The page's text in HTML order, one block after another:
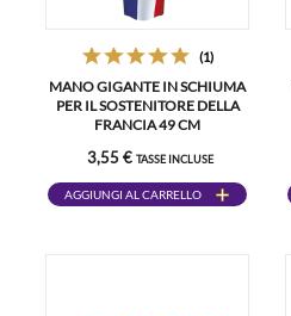
(1)
MANO GIGANTE IN SCHIUMA
PER IL SOSTENITORE DELLA
FRANCIA 49 CM
3,55 € TASSE INCLUSE
AGGIUNGI AL CARRELLO